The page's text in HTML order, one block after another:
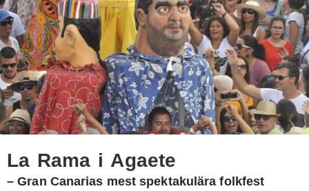
La Rama i Agaete
– Gran Canarias mest spektakulära folkfest